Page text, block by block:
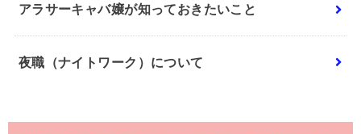
アラサーキャバ嬢が知っておきたいこと
夜職（ナイトワーク）について